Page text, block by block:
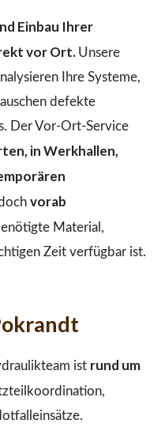
Einbau Ihrer
vor Ort. Unsere
Ihre Systeme,
defekte
Der Vor-Ort-Service
in Werkhallen,
vorab
Material,
Zeit verfügbar ist.
ist rund um